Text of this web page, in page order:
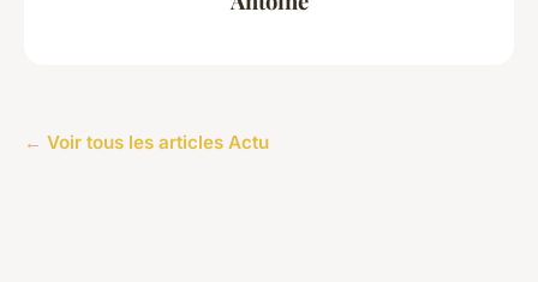
← Voir tous les articles Actu